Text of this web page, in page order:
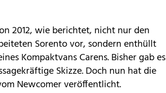
2012, wie berichtet, nicht nur den
Sorentovor, sondern enthüllt
Kompaktvans Carens. Bisher gab es
Skizze. Doch nun hat die
Newcomer veröffentlicht.